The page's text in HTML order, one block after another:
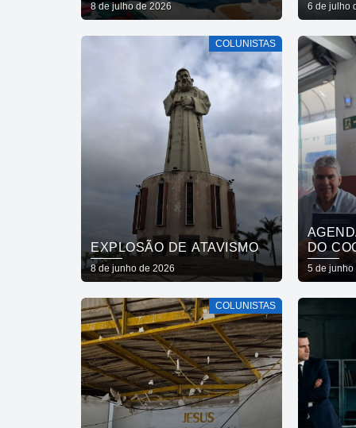
8 de julho de 2026 6 de julho
COLUNISTAS
EXPLOSÃO DE ATAVISMO
8 de junho de 2026
DO
5 de junho
COLUNISTAS